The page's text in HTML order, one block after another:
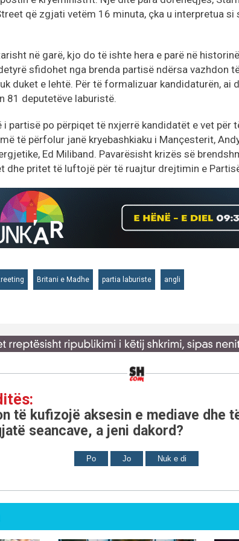
që zgjati vetëm 16 minuta, çka u interpretua si
në garë, kjo do të ishte hera e parë në
sfidohet nga brenda partisë ndërsa vazhdon
duket e lehtë. Për të formalizuar kandidaturën, ai
81 deputetëve laburistë.
i partisë po përpiqet të nxjerrë kandidatët e vet për
të përfolur janë kryebashkiaku i Mançesterit,
Ed Miliband. Pavarësisht krizës së
dhe pritet të luftojë për të ruajtur drejtimin e
Britani e Madhe partia laburiste angli
të kufizojë aksesin e mediave dhe
seancave, a jeni dakord?
Po Jo Nuk e di